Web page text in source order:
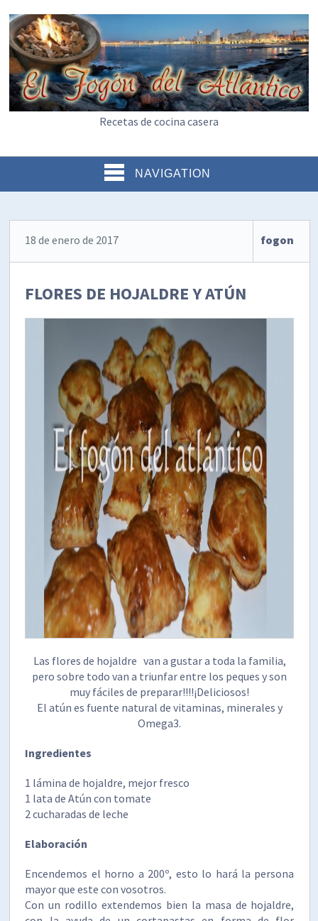
Recetas de cocina casera
NAVIGATION
18 de enero de 2017 fogon
FLORES DE HOJALDRE Y ATÚN
Las flores de hojaldre van a gustar a toda la familia,
pero sobre todo van a triunfar entre los peques y son
muy fáciles de preparar!!!!¡Deliciosos!
El atún es fuente natural de vitaminas, minerales y
Omega3.
Ingredientes
1 lámina de hojaldre, mejor fresco
1 lata de Atún con tomate
2 cucharadas de leche
Elaboración
Encendemos el horno a 200º, esto lo hará la persona
mayor que este con vosotros.
Con un rodillo extendemos bien la masa de hojaldre,